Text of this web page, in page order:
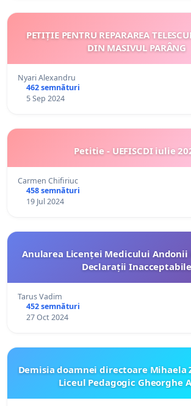
PETIȚIE PENTRU REPARAREA
DIN MASIVUL PARÂNG
Nyari Alexandru
462 semnături
5 Sep 2024
Petitie - UEFISCDI iulie
Carmen Chifiriuc
458 semnături
19 Jul 2024
Anularea Licenței Medicului
Declarații Inacceptabile
Tarus Vadim
452 semnături
27 Oct 2024
Demisia doamnei directoare Mihaela
Liceul Pedagogic Gheorghe